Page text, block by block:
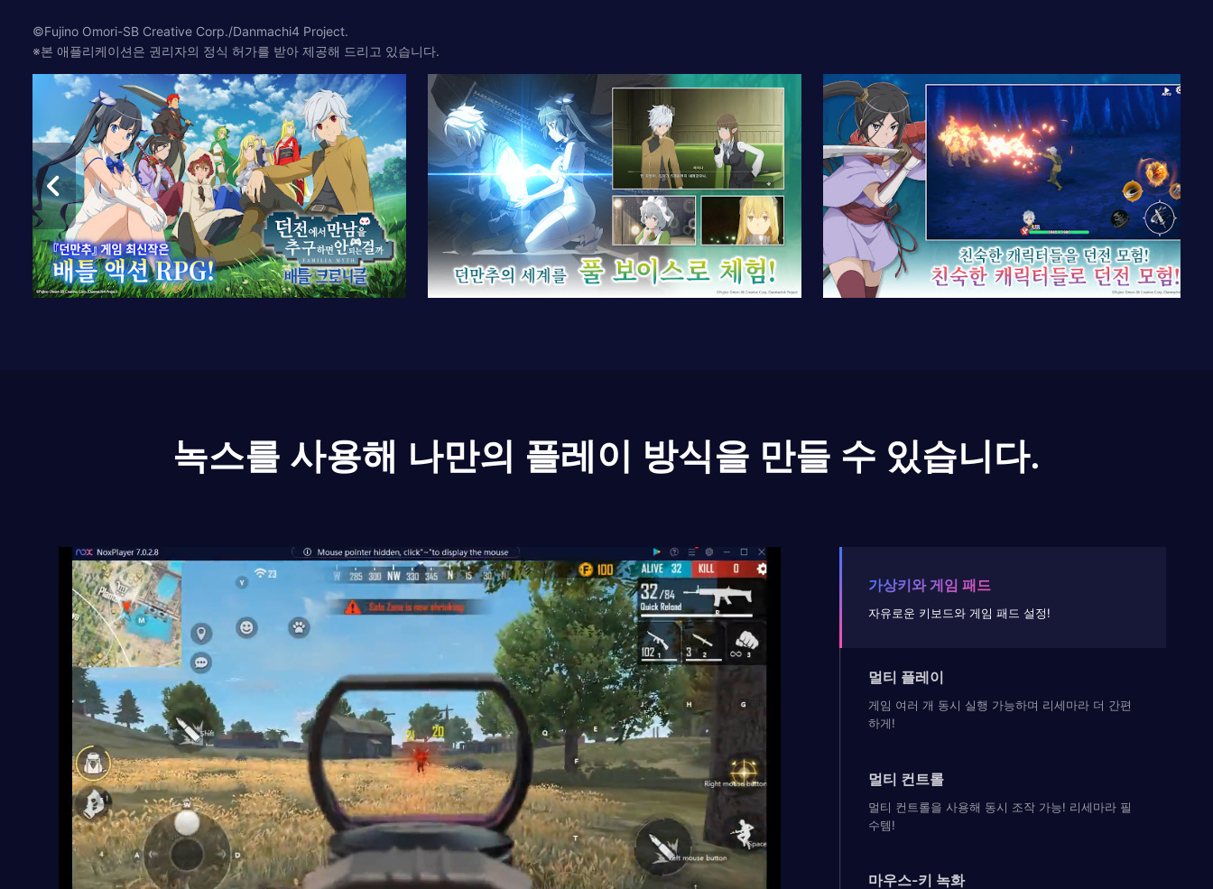
©Fujino Omori-SB Creative Corp./Danmachi4 Project.
※본 애플리케이션은 권리자의 정식 허가를 받아 제공해 드리고 있습니다.
녹스를 사용해 나만의 플레이 방식을 만들 수 있습니다.
가상키와 게임 패드
자유로운 키보드와 게임 패드 설정!
멀티 플레이
게임 여러 개 동시 실행 가능하며 리세마라 더 간편
하게!
멀티 컨트롤
멀티 컨트롤을 사용해 동시 조작 가능! 리세마라 필
수템!
마우스-키 녹화